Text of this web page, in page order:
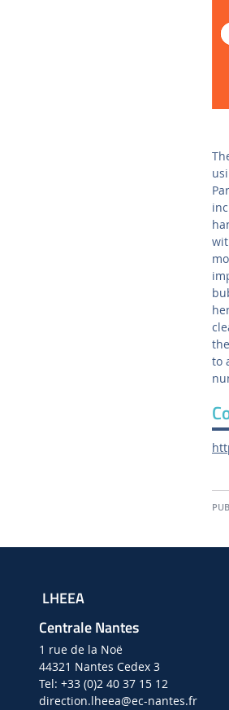
to
LHEEA
Centrale Nantes
1 rue de la Noë
44321 Nantes Cedex 3
Tel: +33 (0)2 40 37 15 12
direction.lheea@ec-nantes.fr